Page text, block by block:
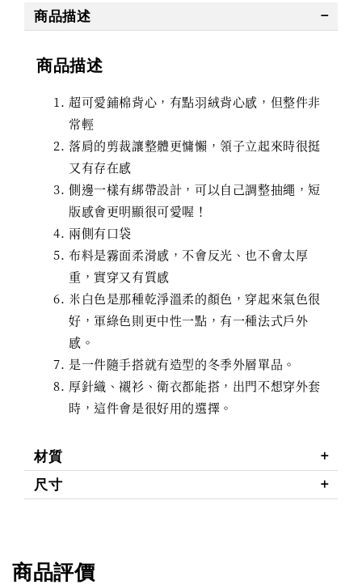
商品描述
商品描述
超可愛鋪棉背心，有點羽絨背心感，但整件非
常輕
落肩的剪裁讓整體更慵懶，領子立起來時很挺
又有存在感
側邊一樣有綁帶設計，可以自己調整抽繩，短
版感會更明顯很可愛喔！
兩側有口袋
布料是霧面柔滑感，不會反光、也不會太厚
重，實穿又有質感
米白色是那種乾淨溫柔的顏色，穿起來氣色很
好，軍綠色則更中性一點，有一種法式戶外
感。
是一件隨手搭就有造型的冬季外層單品。
厚針織、襯衫、衛衣都能搭，出門不想穿外套
時，這件會是很好用的選擇。
材質
尺寸
商品評價